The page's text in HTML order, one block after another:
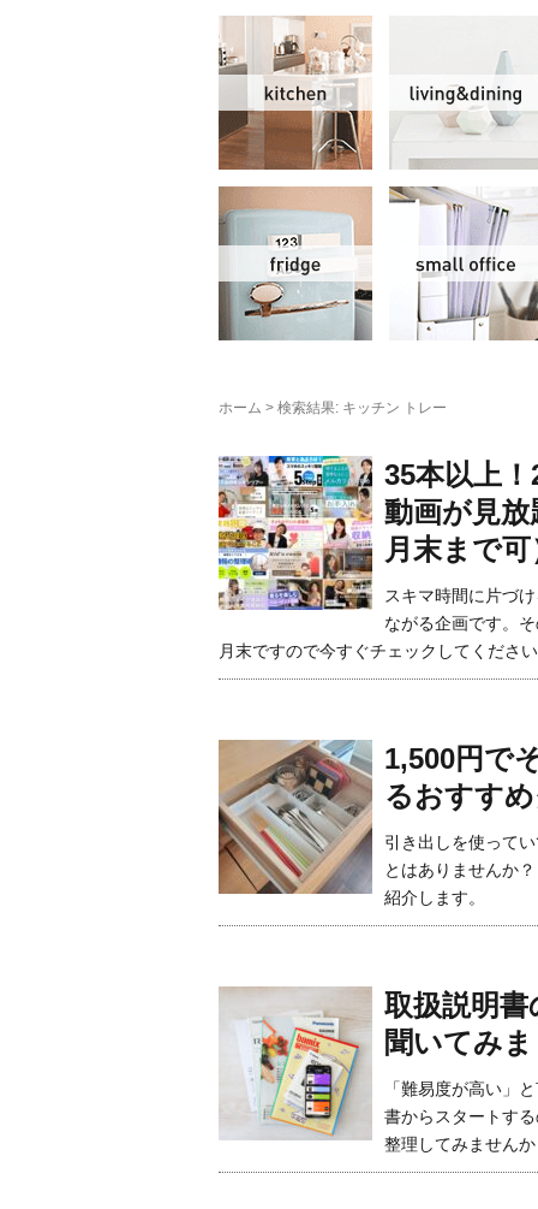
冷蔵庫
ホーム > 検索結果: キッチン トレー
35本以上
動画が見
月末まで可
スキマ時間に片づ
ながる企画です。
月末ですので今すぐチェックしてくださ
1,500円で
るおすす
引き出しを使って
とはありませんか
紹介します。
取扱説明
聞いてみ
「難易度が高い」
書からスタートす
整理してみませんか